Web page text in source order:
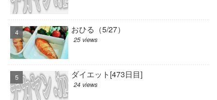
おひる（5/27）
25 views
ダイエット[473日目]
24 views